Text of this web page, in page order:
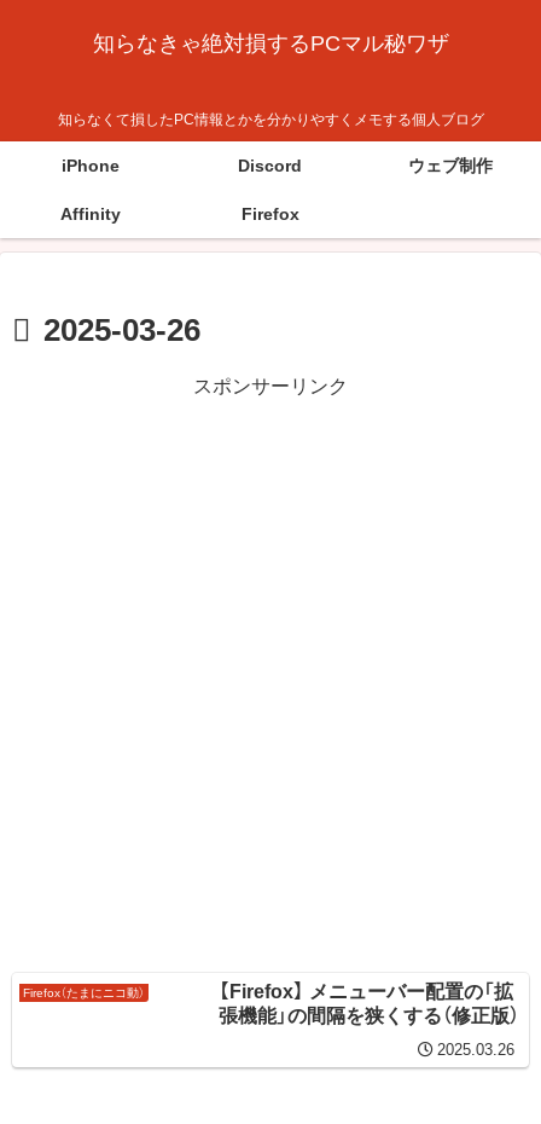
知らなきゃ絶対損するPCマル秘ワザ
知らなくて損したPC情報とかを分かりやすくメモする個人ブログ
iPhone Discord ウェブ制作
Affinity Firefox
2025-03-26
スポンサーリンク
Firefox（たまにニコ動）
【Firefox】 メニューバー配置の「拡
張機能」の間隔を狭くする（修正版）
2025.03.26